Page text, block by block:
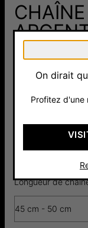
80 €
Pay with Klarna
80 €
Longueur de
45 cm - 50 cm
On dirait
Profitez d'une